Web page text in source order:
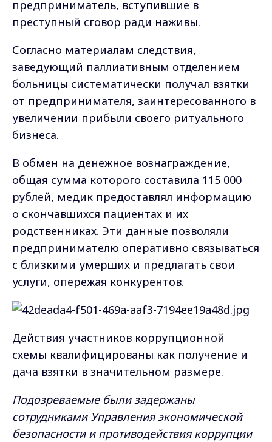
предприниматель, вступившие в
преступный сговор ради наживы.
Согласно материалам следствия,
заведующий паллиативным отделением
больницы систематически получал взятки
от предпринимателя, заинтересованного в
увеличении прибыли своего ритуального
бизнеса.
В обмен на денежное вознаграждение,
общая сумма которого составила 115 000
рублей, медик предоставлял информацию
о скончавшихся пациентах и их
родственниках. Эти данные позволяли
предпринимателю оперативно связываться
с близкими умерших и предлагать свои
услуги, опережая конкурентов.
Действия участников коррупционной
схемы квалифицированы как получение и
дача взятки в значительном размере.
Подозреваемые были задержаны
сотрудниками Управления экономической
безопасности и противодействия коррупции